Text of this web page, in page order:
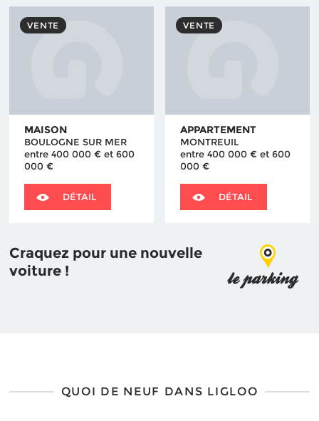
VENTE
MAISON
BOULOGNE SUR MER
entre 400 000 € et 600
000 €
DÉTAIL
VENTE
APPARTEMENT
MONTREUIL
entre 400 000 € et 600
000 €
DÉTAIL
Craquez pour une nouvelle
voiture !
QUOI DE NEUF DANS LIGLOO